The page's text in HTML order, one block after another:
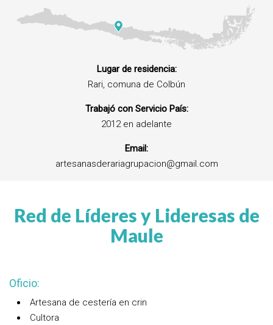
Lugar de residencia:
Rari, comuna de Colbún
Trabajó con Servicio País:
2012 en adelante
Email:
artesanasderariagrupacion@gmail.com
Red de Líderes y Lideresas de
Maule
Oficio:
Artesana de cestería en crin
Cultora